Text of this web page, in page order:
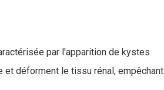
par l'apparition de kystes
déforment le tissu rénal, empêchant